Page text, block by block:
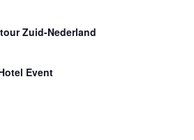
Zuid-Nederland
Event